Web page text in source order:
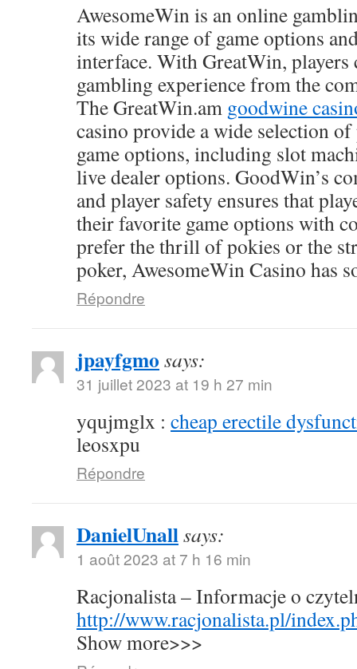
AwesomeWin is an online
its wide range of game options
interface. With GreatWin, players
gambling experience from the
The GreatWin.am goodwine
casino provide a wide selection
game options, including slot
live dealer options. GoodWin’s
and player safety ensures that
their favorite game options with
prefer the thrill of pokies or the
poker, AwesomeWin Casino has
Répondre
jpayfgmo says:
31 juillet 2023 at 19 h 27 min
yqujmglx : cheap erectile
leosxpu
Répondre
DanielUnallsays:
1 août 2023 at 7 h 16 min
Racjonalista – Informacje o
http://www.racjonalista.pl/
Show more>>>